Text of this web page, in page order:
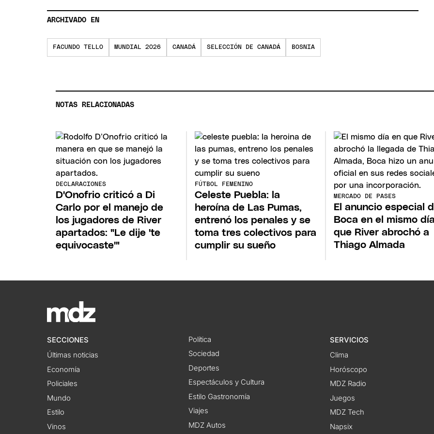
ARCHIVADO EN
FACUNDO TELLO MUNDIAL 2026 CANADÁ SELECCIÓN DE CANADÁ BOSNIA
NOTAS RELACIONADAS
DECLARACIONES
D'Onofrio criticó a Di
Carlo por el manejo de
los jugadores de River
apartados: "Le dije 'te
equivocaste'"
FÚTBOL FEMENINO
Celeste Puebla: la
heroína de Las Pumas,
entrenó los penales y se
toma tres colectivos para
cumplir su sueño
MERCADO DE PASES
El anuncio especial
Boca en el mismo
que River abrochó a
Thiago Almada
SECCIONES
Últimas noticias
Economía
Policiales
Mundo
Estilo
Vinos
Política
Sociedad
Deportes
Espectáculos y Cultura
Estilo Gastronomía
Viajes
MDZ Autos
SERVICIOS
Clima
Horóscopo
MDZ Radio
Juegos
MDZ Tech
Napsix